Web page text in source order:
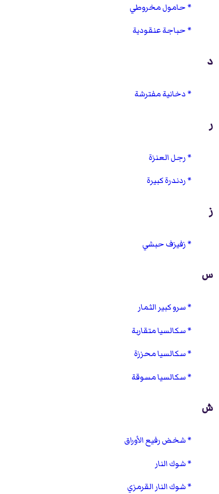
حامول مخروطي
حباجة عنقودية
د
دخانية مفترشة
ر
رجل العنزة
ردندرة كبيرة
ز
زفيزف حبشي
س
سرو كبير الثمار
سكالسيا متقاربة
سكالسيا محززة
سكالسيا مسوقة
ش
شخض رفيع الأوراق
شوك النار
شوك النار القرمزي